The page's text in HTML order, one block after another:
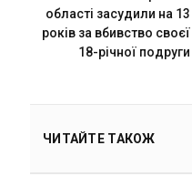
області засудили на 13
років за вбивство своєї
18-річної подруги
ЧИТАЙТЕ ТАКОЖ